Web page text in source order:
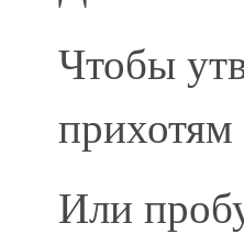
Чтобы
Или